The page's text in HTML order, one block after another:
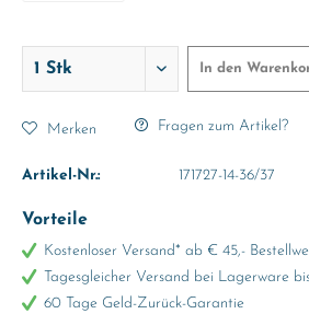
In den
Merken Fragen zum Artikel?
Artikel-Nr.: 171727-14-36/37
Vorteile
Kostenloser Versand* ab € 45,-
Tagesgleicher Versand bei Lagerware
60 Tage Geld-Zurück-Garantie